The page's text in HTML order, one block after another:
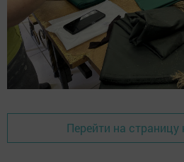
Перейти на страницу